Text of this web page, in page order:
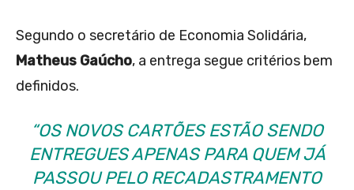
Segundo o secretário de Economia Solidária,
Matheus Gaúcho, a entrega segue critérios bem
definidos.
“OS NOVOS CARTÕES ESTÃO SENDO
ENTREGUES APENAS PARA QUEM JÁ
PASSOU PELO RECADASTRAMENTO